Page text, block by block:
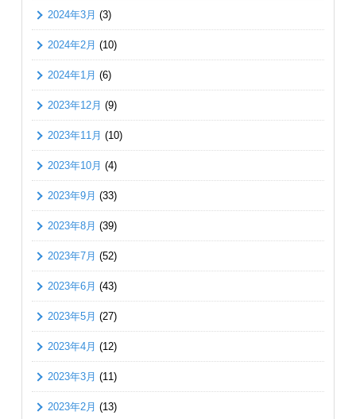
2024年3月 (3)
2024年2月 (10)
2024年1月 (6)
2023年12月 (9)
2023年11月 (10)
2023年10月 (4)
2023年9月 (33)
2023年8月 (39)
2023年7月 (52)
2023年6月 (43)
2023年5月 (27)
2023年4月 (12)
2023年3月 (11)
2023年2月 (13)